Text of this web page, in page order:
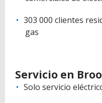
303 000 clientes
gas
Servicio en
Solo servicio